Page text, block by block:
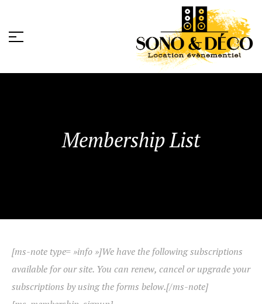
Membership List
[ms-note type= »info »]We have the following subscriptions
available for our site. You can renew, cancel or upgrade your
subscriptions by using the forms below.[/ms-note]